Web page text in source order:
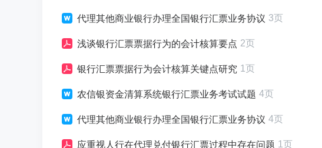
代理其他商业银行办理全国银行汇票业务协议 3页
浅谈银行汇票票据行为的会计核算要点 2页
银行汇票票据行为会计核算关键点研究 1页
农信银资金清算系统银行汇票业务考试试题 4页
代理其他商业银行办理全国银行汇票业务协议 4页
应重视人行在代理兑付银行汇票过程中存在问题 1页